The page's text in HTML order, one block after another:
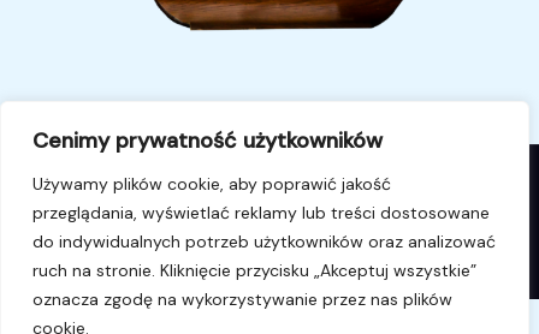
Cenimy prywatność użytkowników
Używamy plików cookie, aby poprawić jakość
przeglądania, wyświetlać reklamy lub treści dostosowane
do indywidualnych potrzeb użytkowników oraz analizować
ruch na stronie. Kliknięcie przycisku „Akceptuj wszystkie”
oznacza zgodę na wykorzystywanie przez nas plików
cookie.
© 2026 i4k.pl. Powered by i4k.pl.